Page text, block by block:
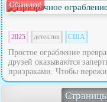
Обновлен!
2025 детектив США
Простое ограбление
друзей оказываются
призраками. Чтобы